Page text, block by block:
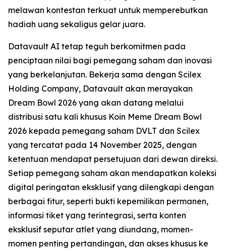
melawan kontestan terkuat untuk memperebutkan
hadiah uang sekaligus gelar juara.
Datavault AI tetap teguh berkomitmen pada
penciptaan nilai bagi pemegang saham dan inovasi
yang berkelanjutan. Bekerja sama dengan Scilex
Holding Company, Datavault akan merayakan
Dream Bowl 2026 yang akan datang melalui
distribusi satu kali khusus Koin Meme Dream Bowl
2026 kepada pemegang saham DVLT dan Scilex
yang tercatat pada 14 November 2025, dengan
ketentuan mendapat persetujuan dari dewan direksi.
Setiap pemegang saham akan mendapatkan koleksi
digital peringatan eksklusif yang dilengkapi dengan
berbagai fitur, seperti bukti kepemilikan permanen,
informasi tiket yang terintegrasi, serta konten
eksklusif seputar atlet yang diundang, momen-
momen penting pertandingan, dan akses khusus ke